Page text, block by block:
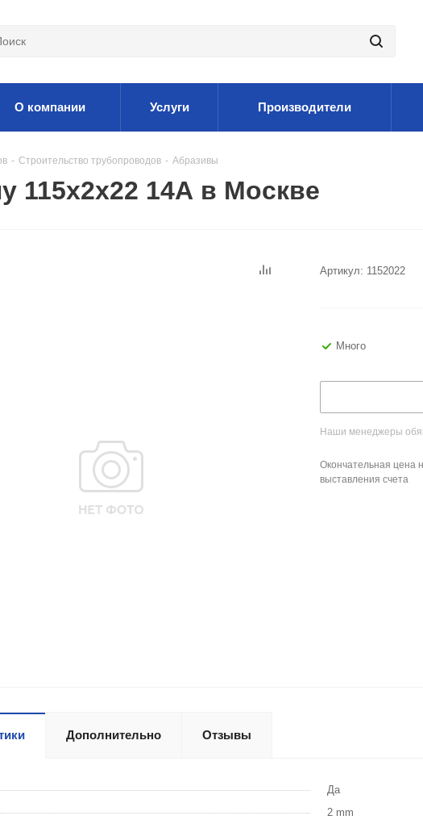
О компании Услуги Производители
- Строительство трубопроводов - Абразивы
115х2х22 14А в Москве
Артикул: 1152022
Много
Наши менеджеры
Окончательная цена
выставления счета
Дополнительно Отзывы
Да
2 mm